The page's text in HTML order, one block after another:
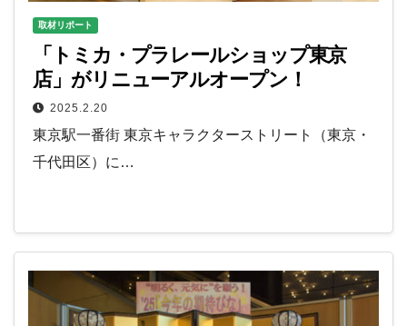
取材リポート
「トミカ・プラレールショップ東京
店」がリニューアルオープン！
2025.2.20
東京駅一番街 東京キャラクターストリート（東京・
千代田区）に…